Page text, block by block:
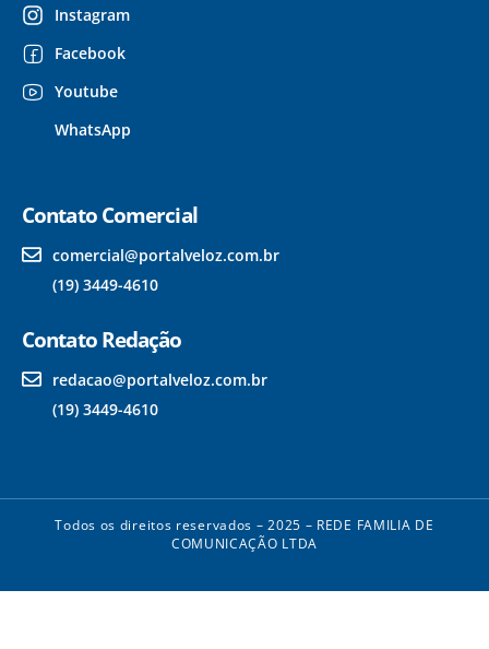
Instagram
Facebook
Youtube
WhatsApp
Contato Comercial
comercial@portalveloz.com.br
(19) 3449-4610
Contato Redação
redacao@portalveloz.com.br
(19) 3449-4610
Todos os direitos reservados – 2025 – REDE FAMILIA DE
COMUNICAÇÃO LTDA